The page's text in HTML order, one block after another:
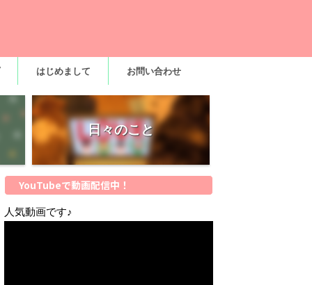
はじめまして お問い合わせ
日々のこと
YouTubeで動画配信中！
人気動画です♪